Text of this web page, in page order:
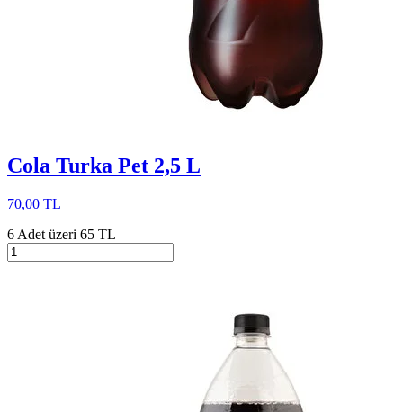
Cola Turka Pet 2,5 L
70,00 TL
6 Adet üzeri 65 TL